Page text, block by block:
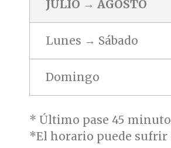
JULIO → AGOSTO
Lunes → Sábado
Domingo
* Último pase 45
*El horario puede sufrir